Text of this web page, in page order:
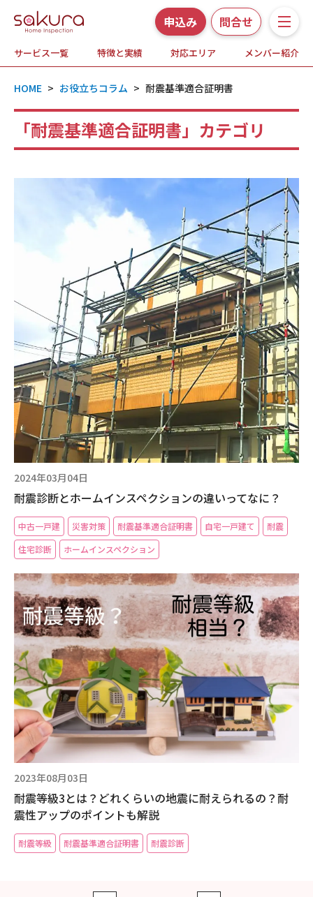
申込み 問合せ
サービス一覧 特徴と実績 対応エリア メンバー紹介
サービス一覧
ホームインスペクションとは
対応エリア
メンバー紹介
よくある質問
お知らせ・プレスリリース
現場事例・お役立ちコラム
さくら事務所について
採用情報
HOME > お役立ちコラム > 耐震基準適合証明書
「耐震基準適合証明書」カテゴリ
2024年03月04日
耐震診断とホームインスペクションの違いってなに？
中古一戸建 災害対策 耐震基準適合証明書 自宅一戸建て
耐震
住宅診断
ホームインスペクション
2023年08月03日
耐震等級3とは？どれくらいの地震に耐えられるの？耐
震性アップのポイントも解説
耐震等級 耐震基準適合証明書 耐震診断